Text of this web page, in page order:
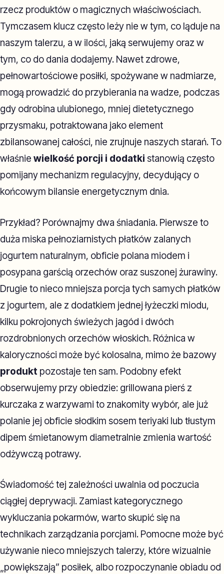
rzecz produktów o magicznych właściwościach.
Tymczasem klucz często leży nie w tym, co ląduje na
naszym talerzu, a w ilości, jaką serwujemy oraz w
tym, co do dania dodajemy. Nawet zdrowe,
pełnowartościowe posiłki, spożywane w nadmiarze,
mogą prowadzić do przybierania na wadze, podczas
gdy odrobina ulubionego, mniej dietetycznego
przysmaku, potraktowana jako element
zbilansowanej całości, nie zrujnuje naszych starań. To
właśnie wielkość porcji i dodatki stanowią często
pomijany mechanizm regulacyjny, decydujący o
końcowym bilansie energetycznym dnia.
Przykład? Porównajmy dwa śniadania. Pierwsze to
duża miska pełnoziarnistych płatków zalanych
jogurtem naturalnym, obficie polana miodem i
posypana garścią orzechów oraz suszonej żurawiny.
Drugie to nieco mniejsza porcja tych samych płatków
z jogurtem, ale z dodatkiem jednej łyżeczki miodu,
kilku pokrojonych świeżych jagód i dwóch
rozdrobnionych orzechów włoskich. Różnica w
kaloryczności może być kolosalna, mimo że bazowy
produkt pozostaje ten sam. Podobny efekt
obserwujemy przy obiedzie: grillowana pierś z
kurczaka z warzywami to znakomity wybór, ale już
polanie jej obficie słodkim sosem teriyaki lub tłustym
dipem śmietanowym diametralnie zmienia wartość
odżywczą potrawy.
Świadomość tej zależności uwalnia od poczucia
ciągłej deprywacji. Zamiast kategorycznego
wykluczania pokarmów, warto skupić się na
technikach zarządzania porcjami. Pomocne może być
używanie nieco mniejszych talerzy, które wizualnie
„powiększają” posiłek, albo rozpoczynanie obiadu od